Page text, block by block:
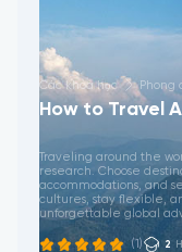
Các khóa học Phong
How to Travel
Traveling around the
research. Choose
accommodations, and
cultures, stay flexible,
unforgettable global
(1) 2